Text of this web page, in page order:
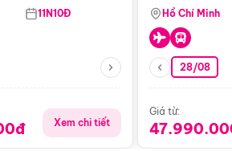
11N10Đ
Xem chi tiết
Airways)
Hồ Chí Minh
28/08
Giá từ: